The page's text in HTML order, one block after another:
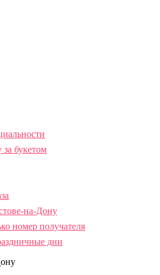
букетом
на-Дону
номер получателя
дни